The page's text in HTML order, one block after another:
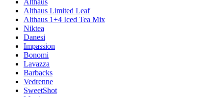
Althaus
Althaus Limited Leaf
Althaus 1+4 Iced Tea Mix
Niktea
Danesi
Impassion
Bonomi
Lavazza
Barbacks
Vedrenne
SweetShot